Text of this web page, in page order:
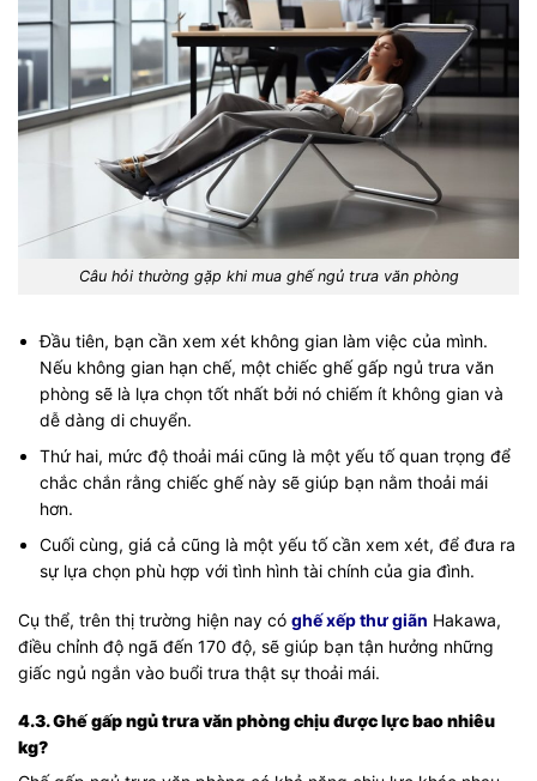
Câu hỏi thường gặp khi mua ghế ngủ trưa văn phòng
Đầu tiên, bạn cần xem xét không gian làm việc của mình.
Nếu không gian hạn chế, một chiếc ghế gấp ngủ trưa văn
phòng sẽ là lựa chọn tốt nhất bởi nó chiếm ít không gian và
dễ dàng di chuyển.
Thứ hai, mức độ thoải mái cũng là một yếu tố quan trọng để
chắc chắn rằng chiếc ghế này sẽ giúp bạn nằm thoải mái
hơn.
Cuối cùng, giá cả cũng là một yếu tố cần xem xét, để đưa ra
sự lựa chọn phù hợp với tình hình tài chính của gia đình.
Cụ thể, trên thị trường hiện nay có ghế xếp thư giãn Hakawa,
điều chỉnh độ ngã đến 170 độ, sẽ giúp bạn tận hưởng những
giấc ngủ ngắn vào buổi trưa thật sự thoải mái.
4.3. Ghế gấp ngủ trưa văn phòng chịu được lực bao nhiêu
kg?